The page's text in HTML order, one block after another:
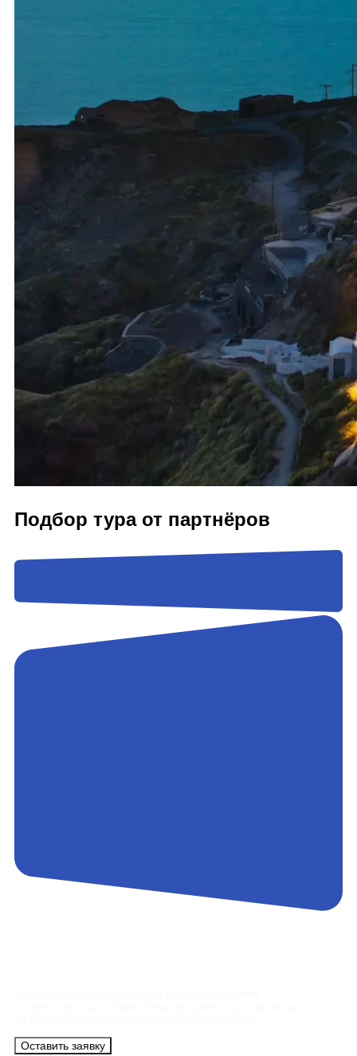
Подбор тура от партнёров
Оставить заявку